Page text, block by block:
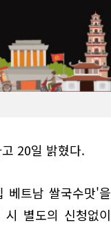
20일 밝혔다.
베트남 쌀국수맛'을
별도의 신청없이